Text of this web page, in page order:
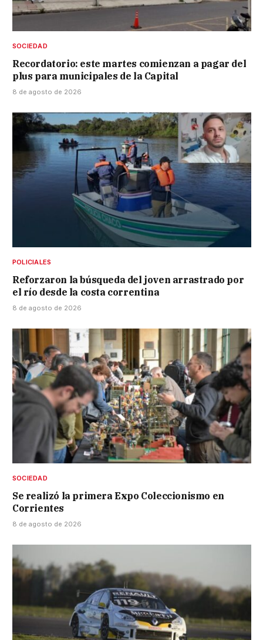
SOCIEDAD
Recordatorio: este martes comienzan a pagar del
plus para municipales de la Capital
8 de agosto de 2026
POLICIALES
Reforzaron la búsqueda del joven arrastrado por
el río desde la costa correntina
8 de agosto de 2026
SOCIEDAD
Se realizó la primera Expo Coleccionismo en
Corrientes
8 de agosto de 2026